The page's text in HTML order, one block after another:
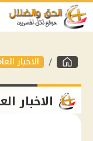
الاخبار
الاخبار